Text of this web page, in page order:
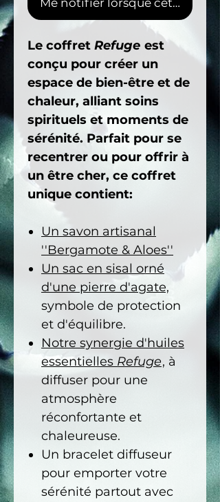
Me notifier lorsque cet article
Le coffret Refuge est
conçu pour créer un
espace de bien-être et de
chaleur, alliant soins
spirituels et moments de
sérénité. Parfait pour se
recentrer ou pour offrir à
un être cher, ce coffret
unique contient:
Un savon artisanal
''Bergamote & Aloes''
Un sac en sisal orné
d'une pierre d'agate,
symbole de protection
et d'équilibre.
Notre synergie d'huiles
essentielles Refuge, à
diffuser pour une
atmosphère
réconfortante et
chaleureuse.
Un bracelet diffuseur
pour emporter votre
sérénité partout avec